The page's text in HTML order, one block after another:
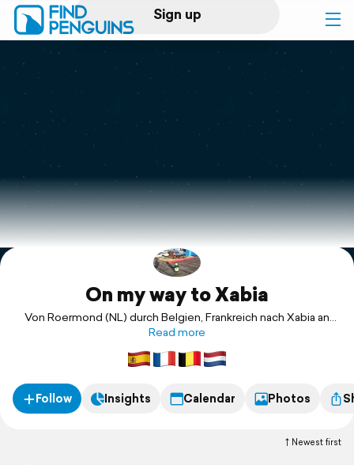
Sign up
Log in
Print a book
Flyover video
Explore
SupportOn my way to Xabia
Von Roermond (NL) durch Belgien, Frankreich nach Xabia an
der spanischen Ostküste
Read more
Follow Insights Calendar Photos
Newest first